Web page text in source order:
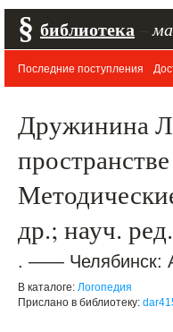
§ библиотека
Последние поступления
Дружинина
др.; науч.
. —— Челябинск:
В каталоге: Логопедия
Прислано в библиотеку: